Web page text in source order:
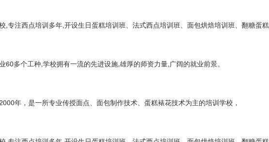
,专注西点培训多年,开设生日蛋糕培训班、法式西点培训班、面包烘焙培训班、翻糖蛋
60多个工种,学校拥有一流的先进设施,雄厚的师资力量,广阔的就业前景。
年，是一所专业传授面点、面包制作技术、蛋糕裱花技术为主的培训学校，